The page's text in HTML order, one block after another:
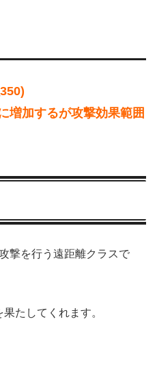
増加するが攻撃効果範囲
撃を行う遠距離クラスで
たしてくれます。